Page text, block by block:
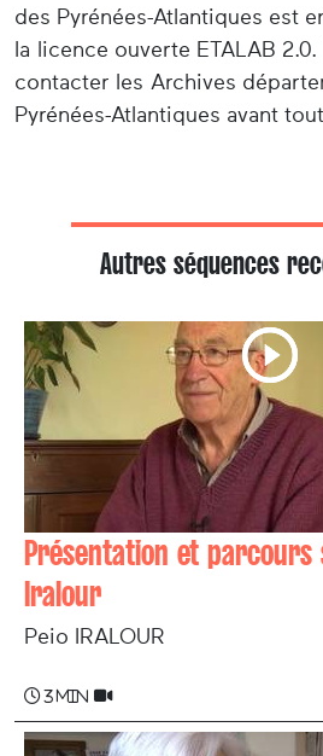
des Pyrénées-Atlantiques est
la licence ouverte ETALAB
contacter les Archives
Pyrénées-Atlantiques avant
Autres séquences
Présentation et parcours
Iralour
Peio IRALOUR
3 min